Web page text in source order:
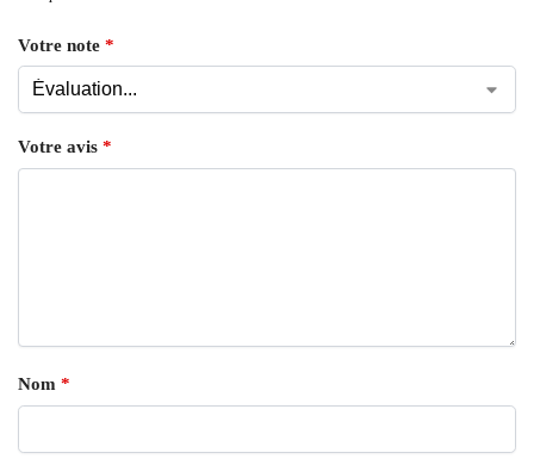
Votre note *
Votre avis *
Nom *